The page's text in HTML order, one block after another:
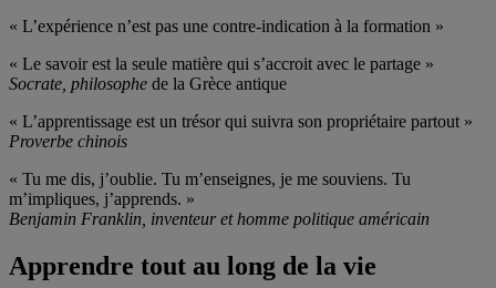
« L’expérience n’est pas une contre-indication à la formation »
« Le savoir est la seule matière qui s’accroit avec le partage »
Socrate, philosophe de la Grèce antique
« L’apprentissage est un trésor qui suivra son propriétaire partout »
Proverbe chinois
« Tu me dis, j’oublie. Tu m’enseignes, je me souviens. Tu
m’impliques, j’apprends. »
Benjamin Franklin, inventeur et homme politique américain
Apprendre tout au long de la vie